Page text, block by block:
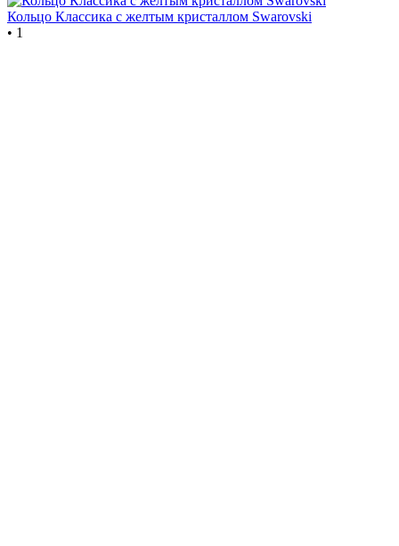
Кольцо Классика с желтым кристаллом Swarovski
• 1